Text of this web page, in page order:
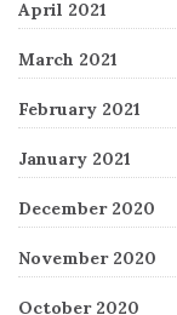
April 2021
March 2021
February 2021
January 2021
December 2020
November 2020
October 2020